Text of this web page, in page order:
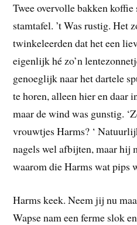
Twee overvolle bakken
stamtafel. ’t Was rustig. Het
twinkeleerden dat het een
eigenlijk hé zo’n
genoeglijk naar het dartele
te horen, alleen hier en daar
maar de wind was gunstig.
vrouwtjes Harms? ‘
nagels wel afbijten, maar hij
waarom die Harms wat pips
Harms keek. Neem jij nu
Wapse nam een ferme slok